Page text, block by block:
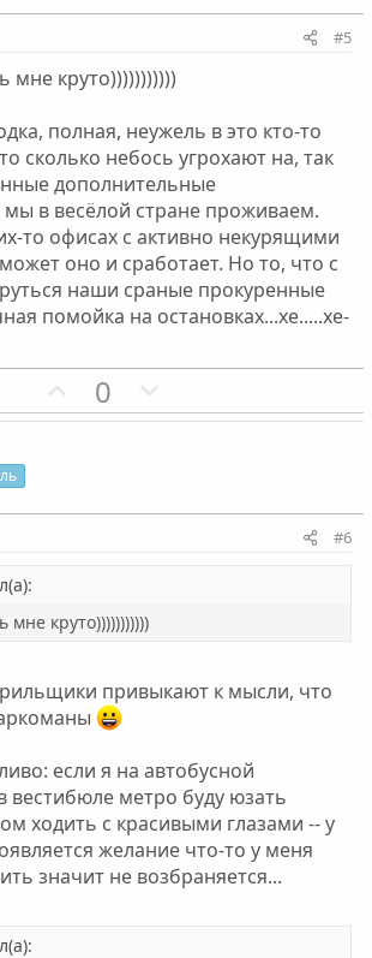
н
ы
й
г
о
л
о
с
в
н
ы
й
г
о
л
о
с
#5
мне круто)))))))))))
полная, неужель в это кто-то
сколько небось угрохают на, так
дополнительные
мы в весёлой стране проживаем.
то офисах с активно некурящими
оно и сработает. Но то, что с
наши сраные прокуренные
помойка на остановках...хе.....хе-
П
о
т
ы
г
о
л
о
с
0
е
т
г
о
о
с
#6
мне круто)))))))))))
привыкают к мысли, что
если я на автобусной
вестибюле метро буду юзать
ходить с красивыми глазами -- у
желание что-то у меня
значит не возбраняется...